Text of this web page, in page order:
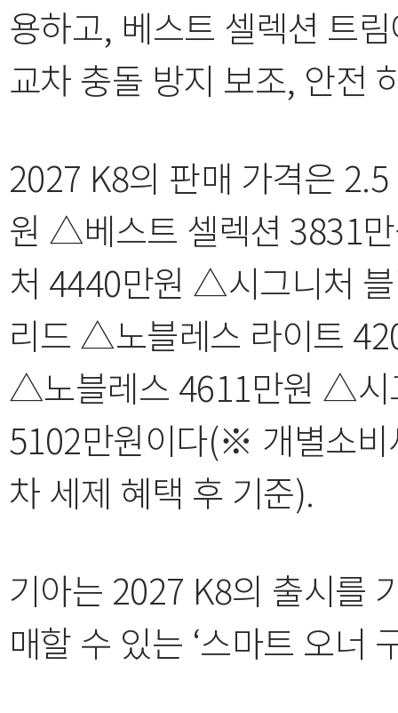
용하고, 베스트 셀렉션 트
교차 충돌 방지 보조, 안전
2027 K8의 판매 가격은
원 △베스트 셀렉션 3831
처 4440만원 △시그니처
리드 △노블레스 라이트
△노블레스 4611만원 △시
5102만원이다(※ 개별소비
차 세제 혜택 후 기준).
기아는 2027 K8의 출시를
매할 수 있는 ‘스마트 오너